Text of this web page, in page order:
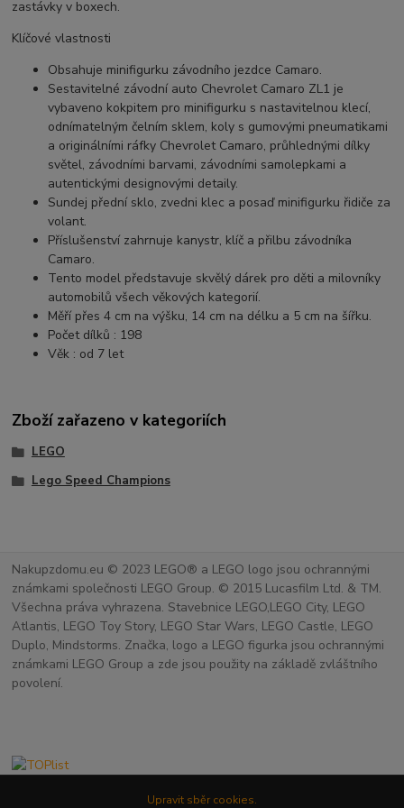
zastávky v boxech.
Klíčové vlastnosti
Obsahuje minifigurku závodního jezdce Camaro.
Sestavitelné závodní auto Chevrolet Camaro ZL1 je
vybaveno kokpitem pro minifigurku s nastavitelnou klecí,
odnímatelným čelním sklem, koly s gumovými pneumatikami
a originálními ráfky Chevrolet Camaro, průhlednými dílky
světel, závodními barvami, závodními samolepkami a
autentickými designovými detaily.
Sundej přední sklo, zvedni klec a posaď minifigurku řidiče za
volant.
Příslušenství zahrnuje kanystr, klíč a přilbu závodníka
Camaro.
Tento model představuje skvělý dárek pro děti a milovníky
automobilů všech věkových kategorií.
Měří přes 4 cm na výšku, 14 cm na délku a 5 cm na šířku.
Počet dílků : 198
Věk : od 7 let
Zboží zařazeno v kategoriích
LEGO
Lego Speed Champions
Nakupzdomu.eu © 2023 LEGO® a LEGO logo jsou ochrannými
známkami společnosti LEGO Group. © 2015 Lucasfilm Ltd. & TM.
Všechna práva vyhrazena. Stavebnice LEGO,LEGO City, LEGO
Atlantis, LEGO Toy Story, LEGO Star Wars, LEGO Castle, LEGO
Duplo, Mindstorms. Značka, logo a LEGO figurka jsou ochrannými
známkami LEGO Group a zde jsou použity na základě zvláštního
povolení.
Upravit sběr cookies.